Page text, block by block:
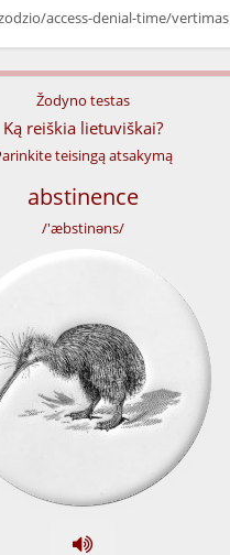
access-denial-time/vertimas
Žodyno testas
Ką reiškia lietuviškai?
teisingą atsakymą
abstinence
/'æbstinəns/